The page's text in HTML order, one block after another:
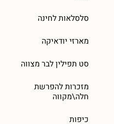
סלסלאות לחינה
מארזי יודאיקה
סט תפילין לבר מצווה
מזכרות להפרשת
חלה\מקווה
כיפות